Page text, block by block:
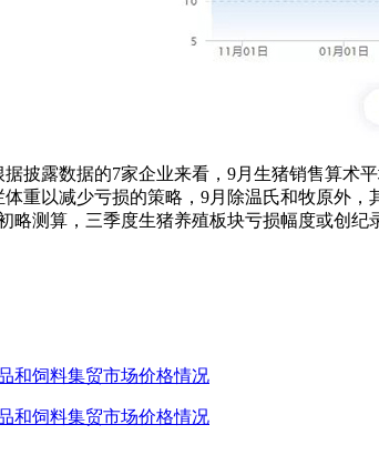
披露数据的7家企业来看，9月生猪销售算术
重以减少亏损的策略，9月除温氏和牧原外
略测算，三季度生猪养殖板块亏损幅度或创纪
和饲料集贸市场价格情况
和饲料集贸市场价格情况